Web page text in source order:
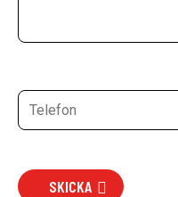
SKICKA